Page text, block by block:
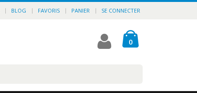
BLOG FAVORIS PANIER SE CONNECTER
0